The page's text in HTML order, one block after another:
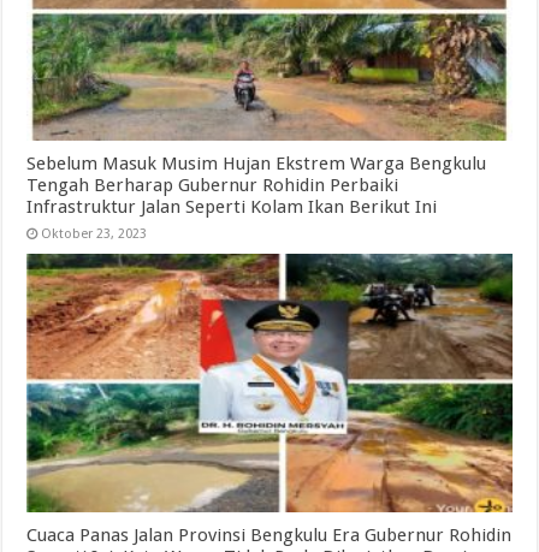
Sebelum Masuk Musim Hujan Ekstrem Warga Bengkulu
Tengah Berharap Gubernur Rohidin Perbaiki
Infrastruktur Jalan Seperti Kolam Ikan Berikut Ini
Oktober 23, 2023
Cuaca Panas Jalan Provinsi Bengkulu Era Gubernur Rohidin